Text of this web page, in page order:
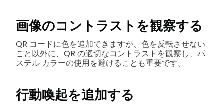
画像のコントラストを観察する
QR コードに色を追加できますが、色を反転させない
こと以外に、QR の適切なコントラストを観察し、パ
ステル カラーの使用を避けることも重要です。
行動喚起を追加する